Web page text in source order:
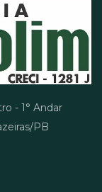
- 1° Andar
PB